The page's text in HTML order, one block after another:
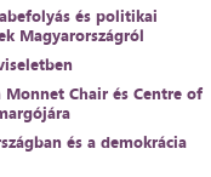
és politikai
Magyarországról
Monnet Chair és Centre of
és a demokrácia